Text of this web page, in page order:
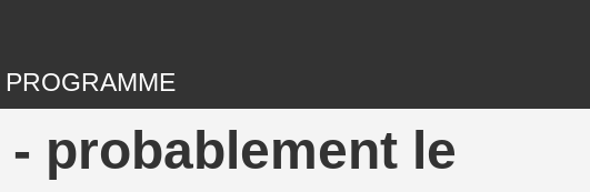
PROGRAMME
probablement le